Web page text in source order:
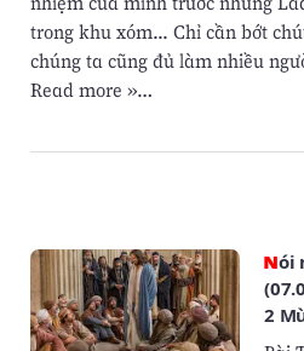
trong khu xóm... Chỉ cần bớt
chúng ta cũng đủ làm nhiều
Read more »…
Nói mà không làm
2